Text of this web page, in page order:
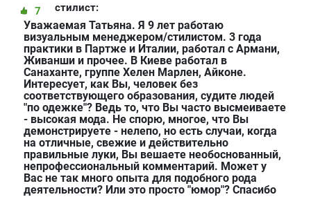
стилист:
7
Уважаемая Татьяна. Я 9 лет работаю
визуальным менеджером/стилистом. 3 года
практики в Партже и Италии, работал с Армани,
Живанши и прочее. В Киеве работал в
Санаханте, группе Хелен Марлен, Айконе.
Интересует, как Вы, человек без
соответствующего образования, судите людей
"по одежке"? Ведь то, что Вы часто высмеиваете
- высокая мода. Не спорю, многое, что Вы
демонстрируете - нелепо, но есть случаи, когда
на отличные, свежие и действительно
правильные луки, Вы вешаете необоснованный,
непрофессиональный комментарий. Может у
Вас не так много опыта для подобного рода
деятельности? Или это просто "юмор"? Спасибо